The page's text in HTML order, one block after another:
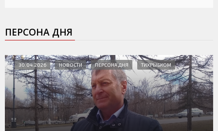
ПЕРСОНА ДНЯ
30.04.2026 НОВОСТИ ПЕРСОНА ДНЯ ТИХРЫБКОМ